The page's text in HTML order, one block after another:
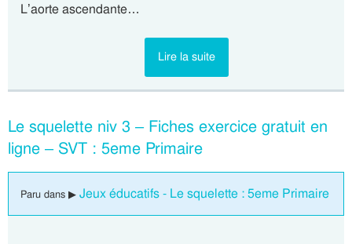
L’aorte ascendante…
Lire la suite
Le squelette niv 3 – Fiches exercice gratuit en
ligne – SVT : 5eme Primaire
Paru dans ▶ Jeux éducatifs - Le squelette : 5eme Primaire